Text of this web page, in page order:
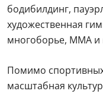
бодибилдинг,
художественная
многоборье, ММА и
Помимо
масштабная